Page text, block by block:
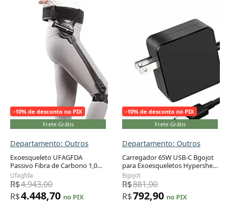
-10% de desconto no PIX
Frete Grátis
Departamento: Outros
Exoesqueleto UFAGFDA
Passivo Fibra de Carbono 1,0
kg 3 Níveis Assistência
Reabilitação
Ufagfda
R$4.943,00
R$4.448,70 no PIX
-10% de desconto no PIX
Frete Grátis
Departamento: Outros
Carregador 65W USB-C Bgojot
para Exoesqueletos Hypershell
Série X
Bgojot
R$881,00
R$792,90 no PIX